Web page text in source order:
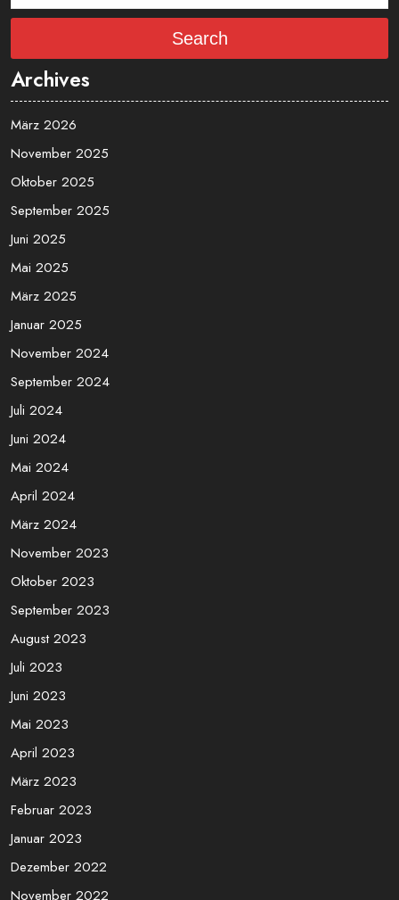
Search
Archives
März 2026
November 2025
Oktober 2025
September 2025
Juni 2025
Mai 2025
März 2025
Januar 2025
November 2024
September 2024
Juli 2024
Juni 2024
Mai 2024
April 2024
März 2024
November 2023
Oktober 2023
September 2023
August 2023
Juli 2023
Juni 2023
Mai 2023
April 2023
März 2023
Februar 2023
Januar 2023
Dezember 2022
November 2022